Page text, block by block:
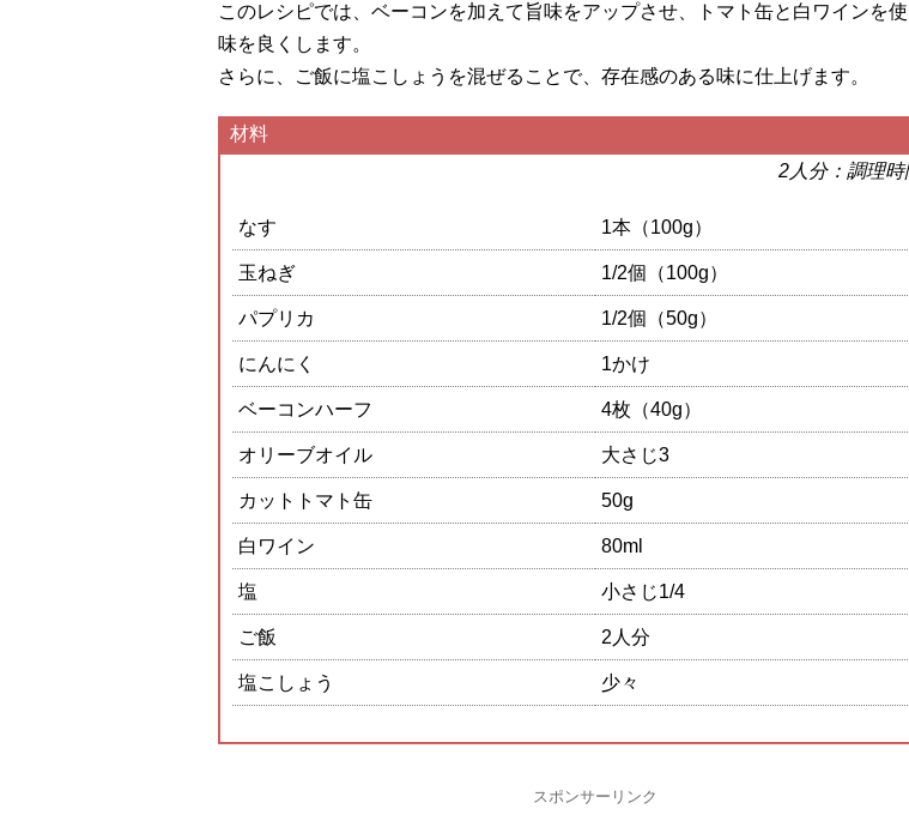
このレシピでは、ベーコンを加えて旨味をアップさせ、トマト缶と白ワインを
味を良くします。
さらに、ご飯に塩こしょうを混ぜることで、存在感のある味に仕上げます。
材料
2人分：調理時
なす 1本（100g）
玉ねぎ 1/2個（100g）
パプリカ 1/2個（50g）
にんにく 1かけ
ベーコンハーフ 4枚（40g）
オリーブオイル 大さじ3
カットトマト缶 50g
白ワイン 80ml
塩 小さじ1/4
ご飯 2人分
塩こしょう 少々
スポンサーリンク